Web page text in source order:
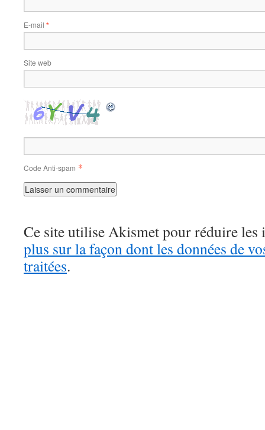
E-mail *
Site web
Code Anti-spam *
Ce site utilise Akismet pour réduire les
plus sur la façon dont les données de
traitées.